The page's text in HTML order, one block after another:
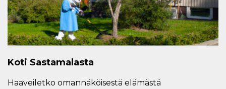
Koti Sastamalasta
Haaveiletko omannäköisestä elämästä